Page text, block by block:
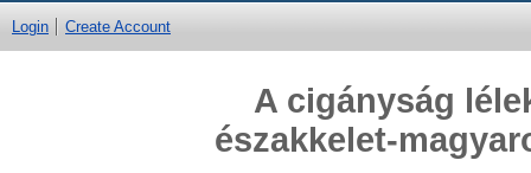
Login Create Account
A cigányság
északkelet-